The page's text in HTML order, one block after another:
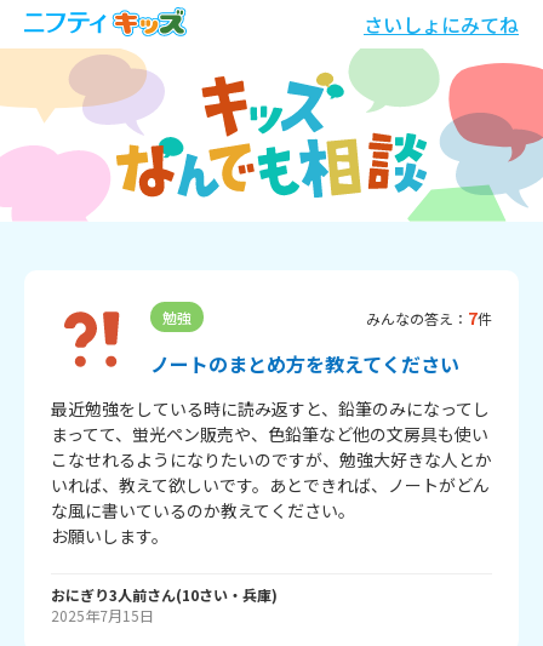
さいしょにみてね
勉強 みんなの答え： 7件
ノートのまとめ方を教えてください
最近勉強をしている時に読み返すと、鉛筆のみになってし
まってて、蛍光ペン販売や、色鉛筆など他の文房具も使い
こなせれるようになりたいのですが、勉強大好きな人とか
いれば、教えて欲しいです。あとできれば、ノートがどん
な風に書いているのか教えてください。
お願いします。
おにぎり3人前さん(10さい・ 兵庫)
2025年7月15日